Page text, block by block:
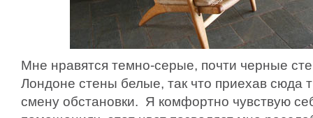
Мне нравятся темно-серые, почти черные
Лондоне стены белые, так что приехав сюда
смену обстановки. Я комфортно чувствую